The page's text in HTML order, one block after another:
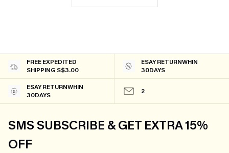
FREE EXPEDITED
SHIPPING S$3.00
ESAY RETURNWHIN
30DAYS
ESAY RETURNWHIN
30DAYS
2
SMS SUBSCRIBE & GET EXTRA 15%
OFF